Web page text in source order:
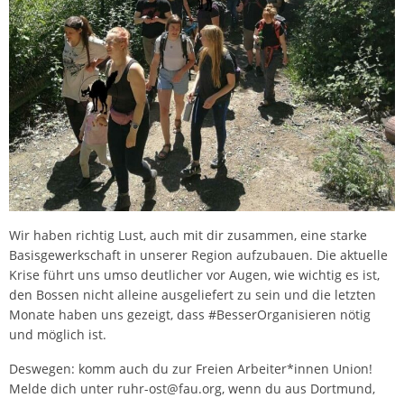
Wir haben richtig Lust, auch mit dir zusammen, eine starke
Basisgewerkschaft in unserer Region aufzubauen. Die aktuelle
Krise führt uns umso deutlicher vor Augen, wie wichtig es ist,
den Bossen nicht alleine ausgeliefert zu sein und die letzten
Monate haben uns gezeigt, dass #BesserOrganisieren nötig
und möglich ist.
Deswegen: komm auch du zur Freien Arbeiter*innen Union!
Melde dich unter ruhr-ost@fau.org, wenn du aus Dortmund,